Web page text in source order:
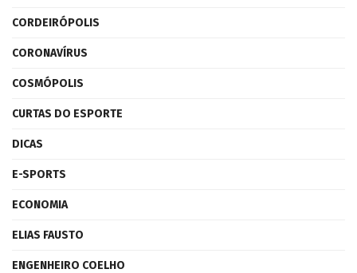
CORDEIRÓPOLIS
CORONAVÍRUS
COSMÓPOLIS
CURTAS DO ESPORTE
DICAS
E-SPORTS
ECONOMIA
ELIAS FAUSTO
ENGENHEIRO COELHO